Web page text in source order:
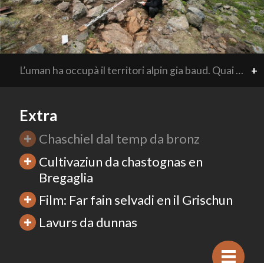
L’uman ha occupà il territori alpin gia baud. Quai cumprovan las perscrutaziuns archeologicas fatgas sin l’intschess dal Silvretta. Là vegnivan endrizzads dapi il temp da crap campadis stagiunals sut la protecziun natirala da grippa. +
Extra
Chaschiel dal temp da bronz
Cultivaziun da chastognas en
Bregaglia
Film: Far fain selvadi en il Grischun
Lavurs da dunnas